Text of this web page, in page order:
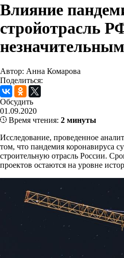
Влияние
стройотрасль
незначительным
Автор: Анна Комарова
Поделиться:
Обсудить
01.09.2020
Время чтения: 2 минуты
Исследование, проведенное
том, что пандемия коронавируса
строительную отрасль России.
проектов остаются на уровне